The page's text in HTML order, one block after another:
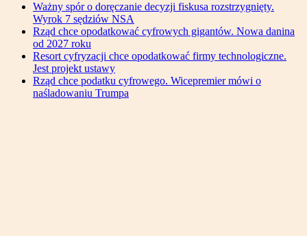
Ważny spór o doręczanie decyzji fiskusa rozstrzygnięty.
Wyrok 7 sędziów NSA
Rząd chce opodatkować cyfrowych gigantów. Nowa danina
od 2027 roku
Resort cyfryzacji chce opodatkować firmy technologiczne.
Jest projekt ustawy
Rząd chce podatku cyfrowego. Wicepremier mówi o
naśladowaniu Trumpa